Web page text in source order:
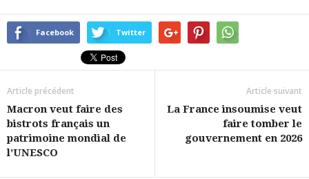
Facebook Twitter
Article précédent
Macron veut faire des
bistrots français un
patrimoine mondial de
l’UNESCO
Article suivant
La France insoumise veut
faire tomber le
gouvernement en 2026